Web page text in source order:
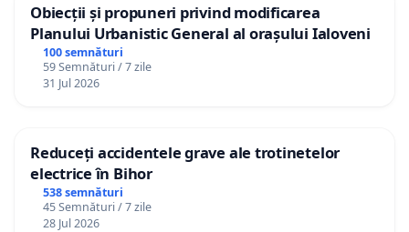
Obiecții și propuneri privind modificarea
Planului Urbanistic General al orașului Ialoveni
100 semnături
59 Semnături / 7 zile
31 Jul 2026
Reduceți accidentele grave ale trotinetelor
electrice în Bihor
538 semnături
45 Semnături / 7 zile
28 Jul 2026